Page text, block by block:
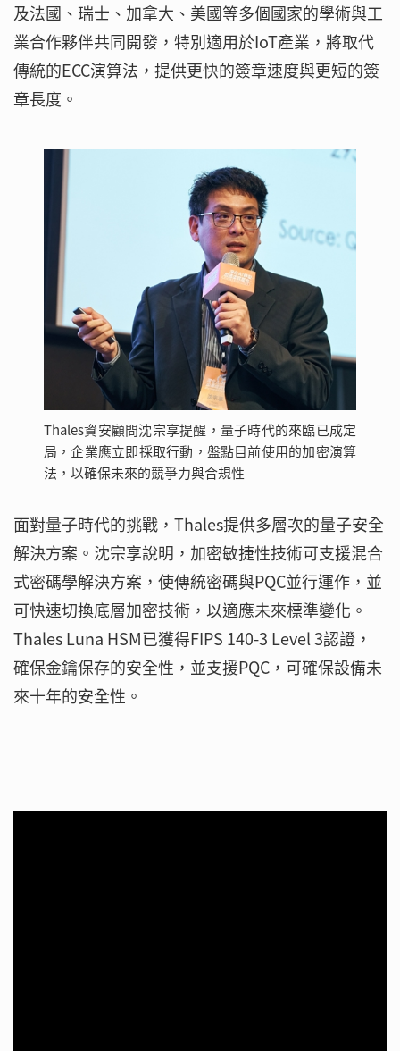
及法國、瑞士、加拿大、美國等多個國家的學術與工
業合作夥伴共同開發，特別適用於IoT產業，將取代
傳統的ECC演算法，提供更快的簽章速度與更短的簽
章長度。
Thales資安顧問沈宗享提醒，量子時代的來臨已成定
局，企業應立即採取行動，盤點目前使用的加密演算
法，以確保未來的競爭力與合規性
面對量子時代的挑戰，Thales提供多層次的量子安全
解決方案。沈宗享說明，加密敏捷性技術可支援混合
式密碼學解決方案，使傳統密碼與PQC並行運作，並
可快速切換底層加密技術，以適應未來標準變化。
Thales Luna HSM已獲得FIPS 140-3 Level 3認證，
確保金鑰保存的安全性，並支援PQC，可確保設備未
來十年的安全性。